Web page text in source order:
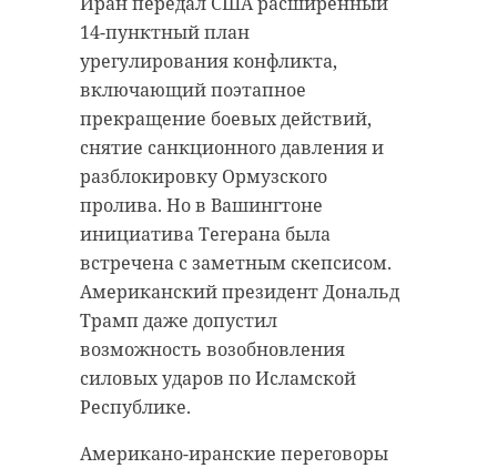
14-пунктный план
урегулирования конфликта,
включающий поэтапное
прекращение боевых действий,
снятие санкционного давления и
разблокировку Ормузского
пролива. Но в Вашингтоне
инициатива Тегерана была
встречена с заметным скепсисом.
Американский президент Дональд
Трамп даже допустил
возможность возобновления
силовых ударов по Исламской
Республике.
Американо-иранские переговоры